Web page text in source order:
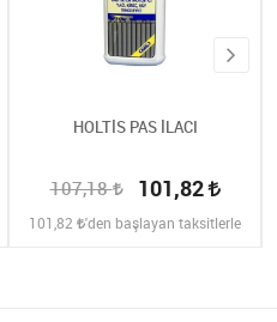
HOLTİS PAS İLACI
107,18 101,82
101,82 'den başlayan taksitlerle